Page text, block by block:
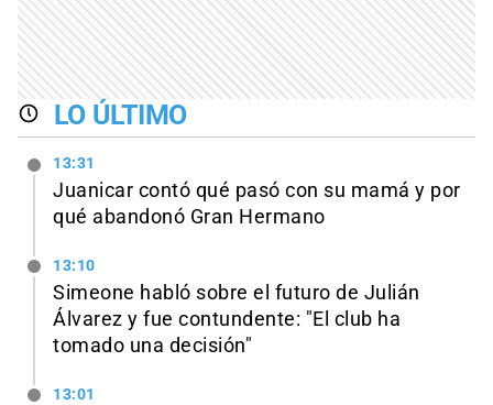
LO ÚLTIMO
13:31
Juanicar contó qué pasó con su mamá y por
qué abandonó Gran Hermano
13:10
Simeone habló sobre el futuro de Julián
Álvarez y fue contundente: "El club ha
tomado una decisión"
13:01